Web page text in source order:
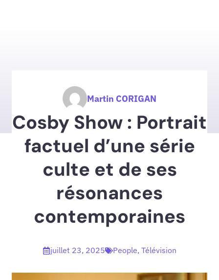
Martin CORIGAN
Cosby Show : Portrait
factuel d’une série
culte et de ses
résonances
contemporaines
juillet 23, 2025 People, Télévision